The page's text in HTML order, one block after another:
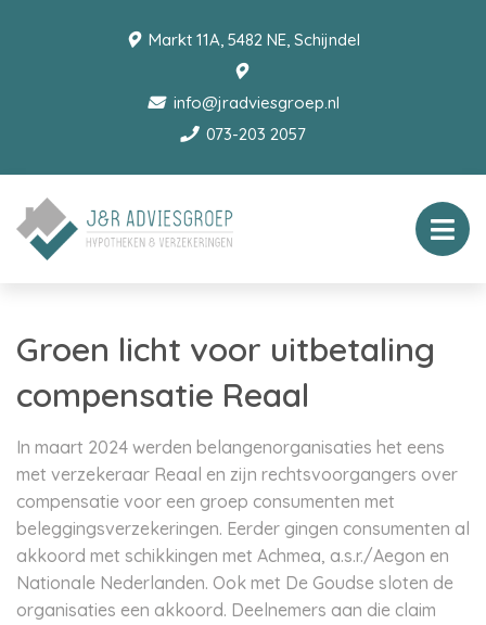
Markt 11A, 5482 NE, Schijndel
info@jradviesgroep.nl
073-203 2057
Groen licht voor uitbetaling
compensatie Reaal
In maart 2024 werden belangenorganisaties het eens
met verzekeraar Reaal en zijn rechtsvoorgangers over
compensatie voor een groep consumenten met
beleggingsverzekeringen. Eerder gingen consumenten al
akkoord met schikkingen met Achmea, a.s.r./Aegon en
Nationale Nederlanden. Ook met De Goudse sloten de
organisaties een akkoord. Deelnemers aan die claim